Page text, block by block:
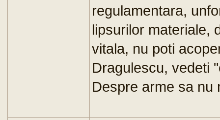
regulamentara,
lipsurilor materiale,
vitala, nu poti
Dragulescu, vedeti
Despre arme sa nu